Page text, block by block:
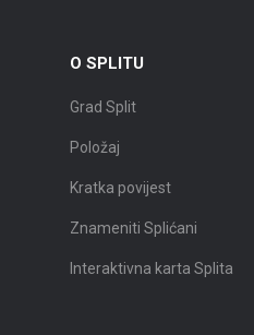
O SPLITU
Grad Split
Položaj
Kratka povijest
Znameniti Splićani
Interaktivna karta Splita